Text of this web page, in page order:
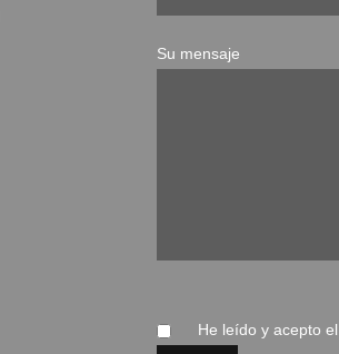
Su mensaje
He leído y acepto